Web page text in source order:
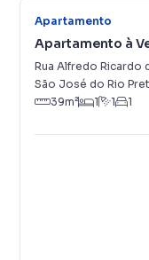
Apartamento
Apartamento à
Rua Alfredo Ricardo
São José do Rio
39m² 1 1 1